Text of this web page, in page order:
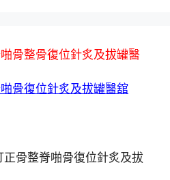
骨整骨復位針炙及拔罐醫
骨復位針炙及拔罐醫舘